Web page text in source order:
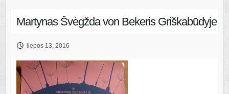
Martynas Švėgžda von Bekeris Griškabūdyje
liepos 13, 2016